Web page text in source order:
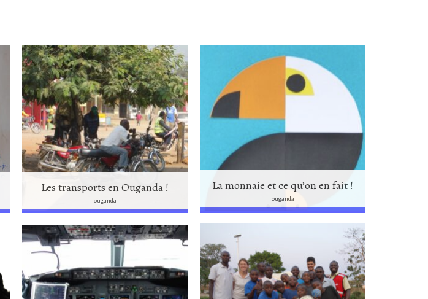
Les transports en Ouganda !
ouganda
La monnaie et ce qu’on en fait !
ouganda